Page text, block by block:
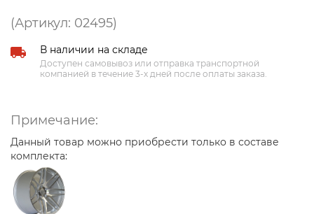
(Артикул: 02495)
В наличии на складе
Доступен самовывоз или отправка транспортной
компанией в течение 3-х дней после оплаты заказа.
Примечание:
Данный товар можно приобрести только в составе
комплекта: